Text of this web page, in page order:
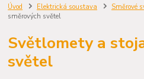
Úvod Elektrická soustava Směrové
směrových světel
Světlomety a
světel